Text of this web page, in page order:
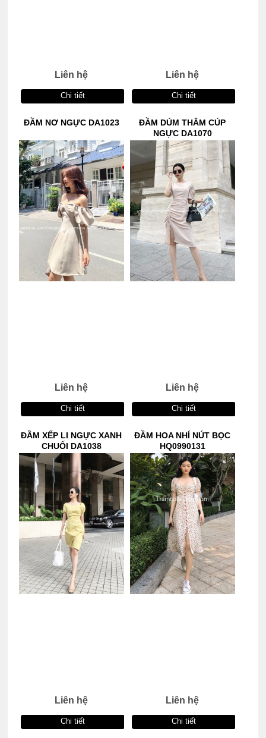
Liên hệ
Chi tiết
Liên hệ
Chi tiết
ĐẦM NƠ NGỰC DA1023
Liên hệ
Chi tiết
ĐẦM DÚM THÂM CÚP
NGỰC DA1070
Liên hệ
Chi tiết
ĐẦM XẾP LI NGỰC XANH
CHUỐI DA1038
Liên hệ
Chi tiết
ĐẦM HOA NHÍ NÚT BỌC
HQ0990131
Liên hệ
Chi tiết